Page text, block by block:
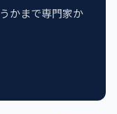
かまで専門家か